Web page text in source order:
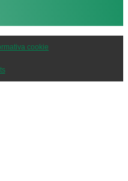
cookie